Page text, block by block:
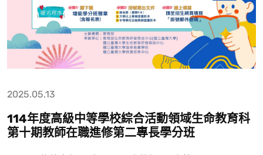
2025.05.13
114年度高級中等學校綜合活動領域生命教育科
第十期教師在職進修第二專長學分班